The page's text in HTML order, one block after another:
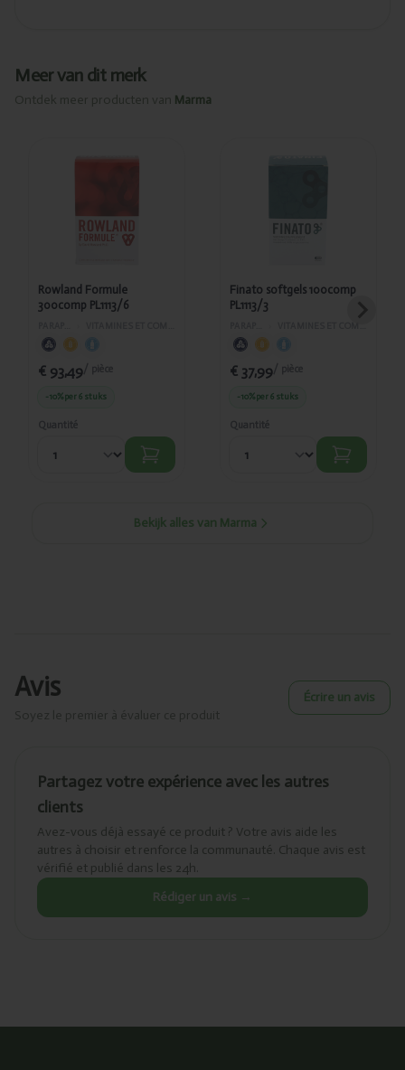
Meer van dit merk
Ontdek meer producten van Marma
Ajouté
PL1113/6
Rowland Formule
300comp PL1113/6
€ 93,49/ pièce
-10%per 6 stuks
Quantité
Finato softgels 100comp
PL1113/3
€ 37,99/ pièce
-10%per 6 stuks
Quantité
Bekijk alles van Marma
Avis Écrire un avis
Partagez votre expérience avec les autres
clients
Avez-vous déjà essayé ce produit ? Votre avis aide les
autres à choisir et renforce la communauté. Chaque avis est
vérifié et publié dans les 24h.
Rédiger un avis →